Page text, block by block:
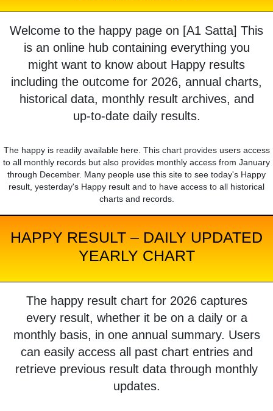
Welcome to the happy page on [A1 Satta] This
is an online hub containing everything you
might want to know about Happy results
including the outcome for 2026, annual charts,
historical data, monthly result archives, and
up-to-date daily results.
The happy is readily available here. This chart provides users access
to all monthly records but also provides monthly access from January
through December. Many people use this site to see today's Happy
result, yesterday's Happy result and to have access to all historical
charts and records.
HAPPY RESULT – DAILY UPDATED
YEARLY CHART
The happy result chart for 2026 captures
every result, whether it be on a daily or a
monthly basis, in one annual summary. Users
can easily access all past chart entries and
retrieve previous result data through monthly
updates.